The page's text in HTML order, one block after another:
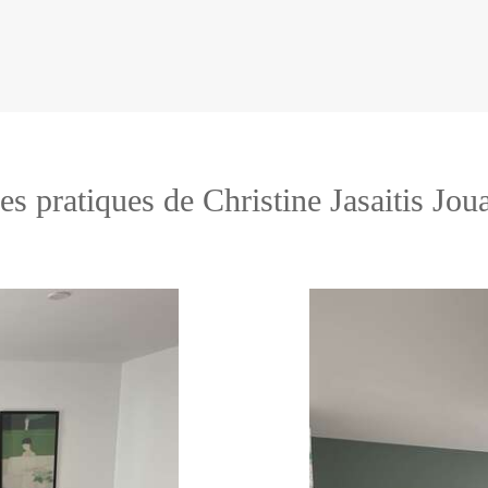
pratiques de Christine Jasaitis